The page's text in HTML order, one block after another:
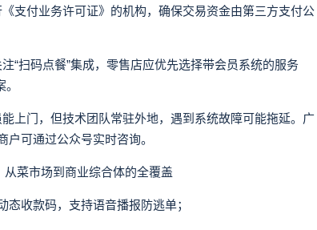
付业务许可证》的机构，确保交易资金由第三方支付公
扫码点餐”集成，零售店应优先选择带会员系统的服务
门，但技术团队常驻外地，遇到系统故障可能拖延。广
可通过公众号实时咨询。
菜市场到商业综合体的全覆盖
收款码，支持语音播报防逃单；